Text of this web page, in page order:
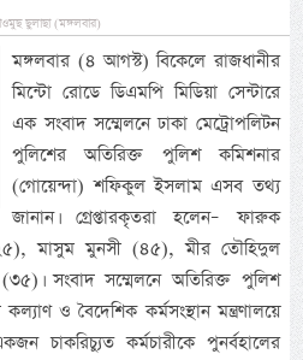
ছুলাছা (মঙ্গলবার)
মঙ্গলবার (৪ আগস্ট) বিকেলে রাজধানীর
মিন্টো রোডে ডিএমপি মিডিয়া সেন্টারে
এক সংবাদ সম্মেলনে ঢাকা মেট্রোপলিটন
পুলিশের অতিরিক্ত পুলিশ কমিশনার
(গোয়েন্দা) শফিকুল ইসলাম এসব তথ্য
জানান। গ্রেপ্তারকৃতরা হলেন– ফারুক
মাসুম মুনসী (৪৫), মীর তৌহিদুল
সংবাদ সম্মেলনে অতিরিক্ত পুলিশ
ও বৈদেশিক কর্মসংস্থান মন্ত্রণালয়ে
চাকরিচ্যুত কর্মচারীকে পুনর্বহালের